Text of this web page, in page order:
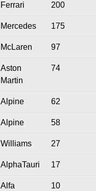
Ferrari 200
Mercedes 175
McLaren 97
Aston
Martin
74
Alpine 62
Alpine 58
Williams 27
AlphaTauri 17
Alfa
10